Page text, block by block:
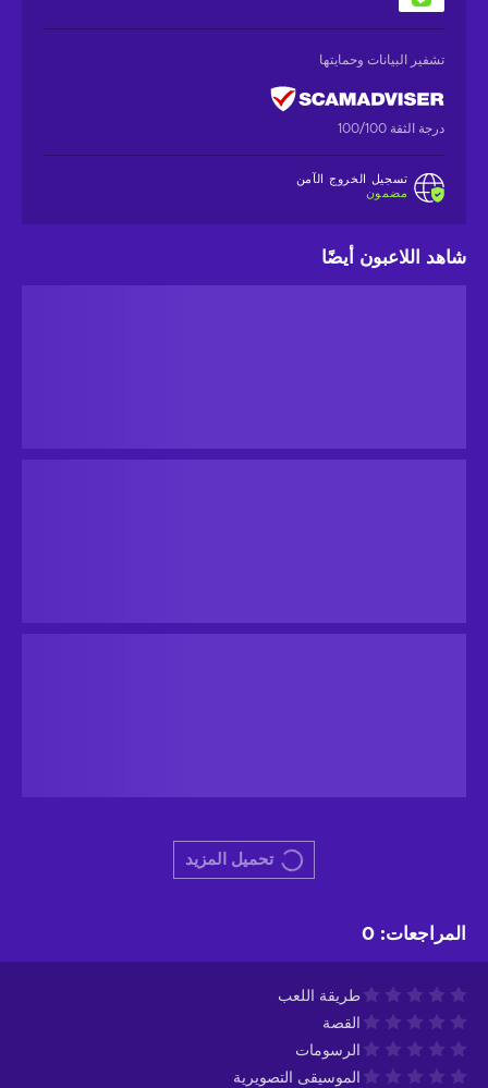
تشفير البيانات وحمايتها
درجة الثقة 100/100
تسجيل الخروج الآمن
مضمون
شاهد اللاعبون أيضًا
تحميل المزيد
المراجعات:
0
طريقة اللعب
القصة
الرسومات
الموسيقى التصويرية